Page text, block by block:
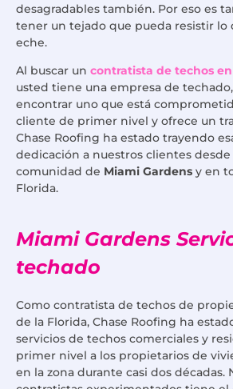
desagradables también. Por eso es
tener un tejado que pueda resistir lo
eche.
Al buscar un contratista de techos
usted tiene una empresa de
encontrar uno que está
cliente de primer nivel y ofrece un
Chase Roofing ha estado trayendo
dedicación a nuestros clientes desde
comunidad de Miami Gardens y en
Florida.
Miami Gardens
techado
Como contratista de techos de
de la Florida, Chase Roofing ha
servicios de techos comerciales y
primer nivel a los propietarios de
en la zona durante casi dos décadas.